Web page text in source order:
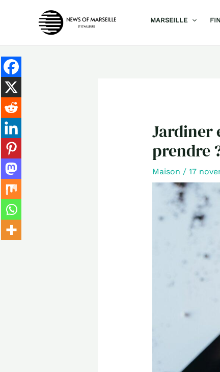
MARSEILLE
Jardiner
prendre
Maison / 17